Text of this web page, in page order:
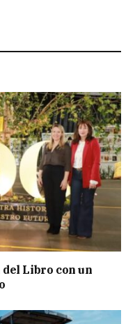
Libro con un